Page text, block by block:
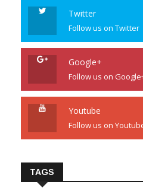
Twitter
Follow us on Twitter
Google+
Follow us on
Youtube
Follow us on
TAGS